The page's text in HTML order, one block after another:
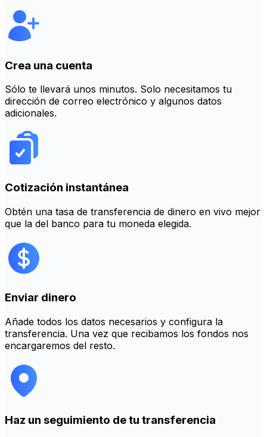
Crea una cuenta
Sólo te llevará unos minutos. Solo necesitamos tu
dirección de correo electrónico y algunos datos
adicionales.
Cotización instantánea
Obtén una tasa de transferencia de dinero en vivo mejor
que la del banco para tu moneda elegida.
Enviar dinero
Añade todos los datos necesarios y configura la
transferencia. Una vez que recibamos los fondos nos
encargaremos del resto.
Haz un seguimiento de tu transferencia